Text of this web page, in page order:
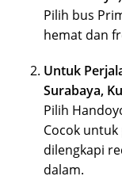
Pilih bus
hemat dan
Untuk
Surabaya,
Pilih
Cocok
dilengkapi
dalam.